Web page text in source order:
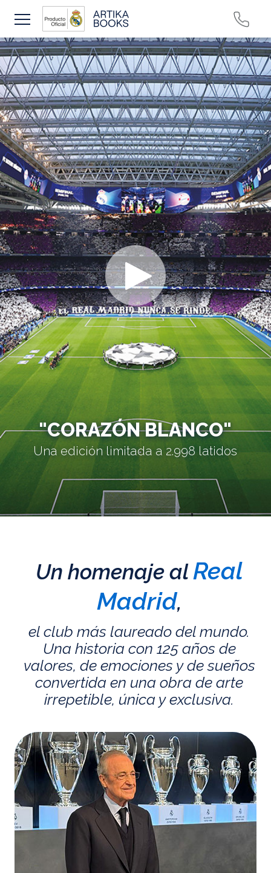
"CORAZÓN BLANCO"
Una edición limitada a 2.998 latidos
Un homenaje alReal
Madrid,
el club más laureado del mundo.
Una historia con 125 años de
valores, de emociones y de sueños
convertida en una obra de arte
irrepetible, única y exclusiva.